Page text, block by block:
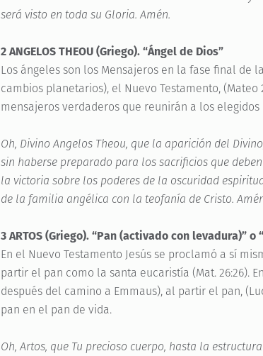
será visto en toda su Gloria. Amén.
2 ANGELOS THEOU (Griego). “Ángel de Dios”
Los ángeles son los Mensajeros en la fase final de
cambios planetarios), el Nuevo Testamento, (Mateo
mensajeros verdaderos que reunirán a los
Oh, Divino Angelos Theou, que la aparición del
sin haberse preparado para los sacrificios que
la victoria sobre los poderes de la oscuridad
de la familia angélica con la teofanía de Cristo.
3 ARTOS (Griego). “Pan (activado con levadura)” o
En el Nuevo Testamento Jesús se proclamó a sí
partir el pan como la santa eucaristía (Mat. 26:26).
después del camino a Emmaus), al partir el pan,
pan en el pan de vida.
Oh, Artos, que Tu precioso cuerpo, hasta la